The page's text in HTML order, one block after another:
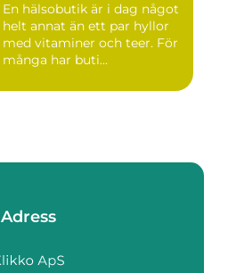
En hälsobutik är i dag något
helt annat än ett par hyllor
med vitaminer och teer. För
många har buti...
Adress